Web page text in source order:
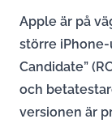
Apple är på
större iPhone-
Candidate”
och
versionen är